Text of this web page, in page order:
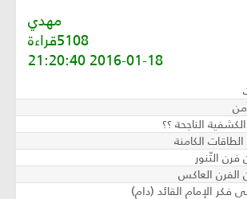
مهدي
5108قراءة
2016-01-18 21:20:40
الناجحة ؟؟
الكامنة
فرن التّنور
الفرن العاكس
فكر الإمام القائد (دام)